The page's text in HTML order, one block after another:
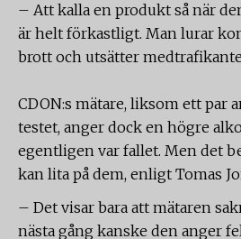
– Att kalla en produkt så när
är helt förkastligt. Man lurar
brott och utsätter
CDON:s mätare, liksom ett par
testet, anger dock en högre
egentligen var fallet. Men det
kan lita på dem, enligt Tomas
– Det visar bara att mätaren
nästa gång kanske den anger